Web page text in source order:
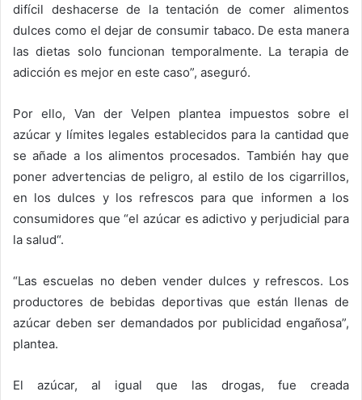
difícil deshacerse de la tentación de comer alimentos
dulces como el dejar de consumir tabaco. De esta manera
las dietas solo funcionan temporalmente. La terapia de
adicción es mejor en este caso”, aseguró.
Por ello, Van der Velpen plantea impuestos sobre el
azúcar y límites legales establecidos para la cantidad que
se añade a los alimentos procesados. También hay que
poner advertencias de peligro, al estilo de los cigarrillos,
en los dulces y los refrescos para que informen a los
consumidores que “el azúcar es adictivo y perjudicial para
la salud“.
“Las escuelas no deben vender dulces y refrescos. Los
productores de bebidas deportivas que están llenas de
azúcar deben ser demandados por publicidad engañosa”,
plantea.
El azúcar, al igual que las drogas, fue creada